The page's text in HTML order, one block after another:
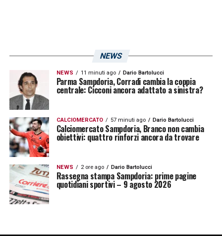
NEWS
NEWS 11 minuti ago Dario Bartolucci
Parma Sampdoria, Corradi cambia la coppia
centrale: Cicconi ancora adattato a sinistra?
CALCIOMERCATO 57 minuti ago Dario Bartolucci
Calciomercato Sampdoria, Branco non cambia
obiettivi: quattro rinforzi ancora da trovare
NEWS 2 ore ago Dario Bartolucci
Rassegna stampa Sampdoria: prime pagine
quotidiani sportivi – 9 agosto 2026